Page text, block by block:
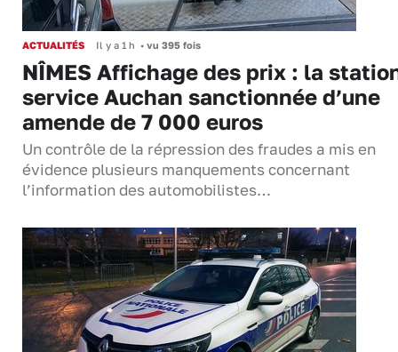
ACTUALITÉS Il y a 1 h • vu 395 fois
NÎMES Affichage des prix : la
service Auchan sanctionnée d’une
amende de 7 000 euros
Un contrôle de la répression des fraudes a mis en
évidence plusieurs manquements concernant
l’information des automobilistes…